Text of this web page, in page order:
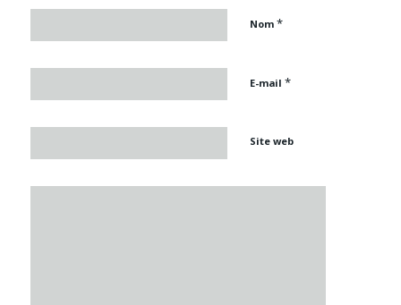
Nom *
E-mail *
Site web